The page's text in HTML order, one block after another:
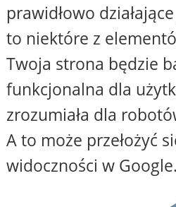
prawidłowo
to niektóre z
Twoja strona będzie
funkcjonalna dla
zrozumiała dla
A to może przełożyć
widoczności w Google.